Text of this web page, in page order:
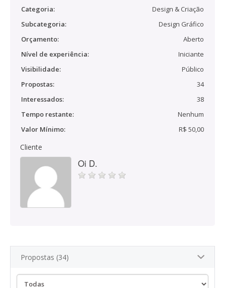
Categoria:
Design & Criação
Subcategoria:
Design Gráfico
Orçamento:
Aberto
Nível de experiência:
Iniciante
Visibilidade:
Público
Propostas:
34
Interessados:
38
Tempo restante:
Nenhum
Valor Mínimo:
R$ 50,00
Cliente
Oi D.
Propostas (34)